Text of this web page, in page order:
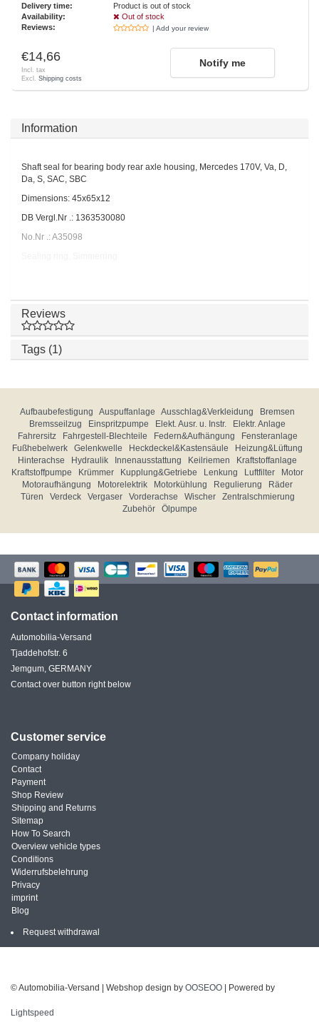
Delivery time:
Product is out of stock
Availability:
Out of stock
Reviews:
| Add your review
€14,66
Incl. tax
Excl. Shipping costs
Notify me
Information
Shaft seal for bearing body rear axle housing, Mercedes 170V, Va, D,
Da, S, SAC, SBC
Dimensions: 45x65x12
DB Vergl.Nr .: 1363530080
No.Nr .: A35098
Reviews
Tags (1)
Aufbaubefestigung Auspuffanlage Ausschlag&Verkleidung
Bremsen
Bremsseilzug
Einspritzpumpe Elekt. Ausr. u. Instr.
Elektr. Anlage
Fahrersitz
Fahrgestell-Blechteile Federn&Aufhängung
Fensteranlage
Fußhebelwerk
Gelenkwelle Heckdeckel&Kastensäule
Heizung&Lüftung
Hinterachse
Hydraulik Innenausstattung Keilriemen
Kraftstoffanlage
Kraftstoffpumpe
Krümmer Kupplung&Getriebe Lenkung Luftfilter
Motor
Motoraufhängung
Motorelektrik Motorkühlung Regulierung
Räder
Türen
Verdeck Vergaser Vorderachse Wischer
Zentralschmierung
Zubehör
Ölpumpe
Contact information
Automobilia-Versand
Tjaddehofstr. 6
Jemgum, GERMANY
Contact over button right below
Customer service
Company holiday
Contact
Payment
Shop Review
Shipping and Returns
Sitemap
How To Search
Overview vehicle types
Conditions
Widerrufsbelehrung
Privacy
imprint
Blog
Request withdrawal
© Automobilia-Versand | Webshop design by OOSEOO | Powered by
Lightspeed